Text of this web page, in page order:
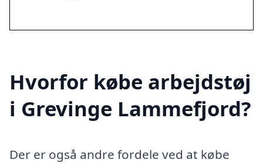
Hvorfor købe arbejdstøj
i Grevinge Lammefjord?
Der er også andre fordele ved at købe